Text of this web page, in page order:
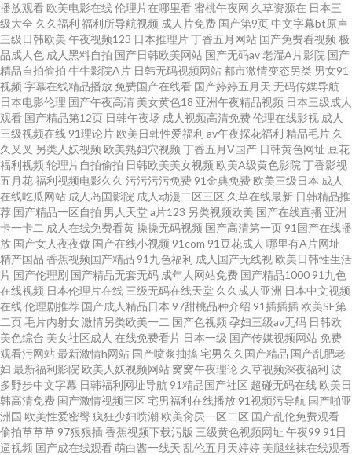
桃91网 大香蕉VA大香蕉 黄色片网站 伊人影院大香蕉 九一成人午夜 大香蕉草
木狼人 91大神看片 狼友免费福利 久草涩色色 国产探花福利导航 伊人五月天
网 成人午夜福利av 韩国伊人网 超碰超碰人人 超碰总站 国产视频二区 肏屄五
月天 久草加勒比 日本黑丝三级A片 激情午夜中国 婷婷尤物超碰 在线肛交
播放观看 欧美电影在线伦理片在哪里看蜜桃午夜网 久草资源在 日本三
级大全 久久福利 福利所导航视频 成人片免费 国产第9页中文字幕bt原声
三级日韩欧美 午夜视频123 日本推理片丁香五月网站 国产免费看视频 极
品成人色 成人黑料自拍 国产日韩欧美网站 国产无码av老湿A片影院 国产
精品自拍偷拍 牛牛影院A片 日韩无码视频网站都市激情变态另类 男女91
视频 字幕在线精品播放 免费国产在线看 国产婷婷五月天 无码传媒导航
日本电影伦理 国产午夜高清 美女黄色18 亚洲午夜精品视频 日本三级成人
观看 国产精品第12页 日韩午夜场 成人视频高清免费伦理在线影视 成人
三级视频在线 91理论片 欧美日韩性爱福利 av午夜探花福利 精品毛片 久
久叉叉 另类人妖视频 欧美熟妇穴视频 丁香五月V国产 日韩黄色网址 豆花
福利视频 轮理片自拍偷拍 日韩欧美美女视频 欧美A级黄色影院 丁香影视
五月花福利视频电影久久 污污污污免费 91金典免费 欧美三级日本 成人
在线吃瓜网站 成人岛国影院 成人动漫二区三区 久草在线最新 日韩精品推
荐 国产精品一区自拍 男人天堂a片123 另类视频欧美 国产在线直播 亚洲
卡一卡二 成人在线免费看黄操操无码视频 国产高清第一页 91国产在线播
放 国产女人夜夜做 国产在线小视频 91com 91豆花成人 哪里有A片网址
精产国品 香蕉视频国产精品 91九色福利 成人国产无线视 欧美日韩性生活
片 国产伦理剧 国产精品无套无码 成年人网站免费 国产精品1000 91九色
在线视频 日本伦理片在线 三级无码在线天堂 久久成人亚洲 日本中文视频
在线伦理剧推荐 国产成人精品日本 97甜桃品种介绍 91插插插 欧美SE第
二页毛片内射女激情另类欧美一二 国产色视频 孕妇三级av无码 日韩欧
美色综合 美女社区成人 在线免费看片 日本一级 国产传媒视频网站 免费
观看污网站最新激情h网站 国产喷浆抽搐宅男久久国产精品 国产乱肥老
妇 最新福利影院 欧美人妖视频网站 窝窝午夜理论 久草视频深夜福利 波
多野步中文字幕 日韩福利网址导航 91精品国产社区 超碰无码在线 欧美日
韩高清免费 国产激情视频三区 宅男福利在线播放 91视频污导航 国产啪亚
洲国 欧美性爱密臀 疯狂少妇喷潮 欧美肏屄一区二区 国产乱伦免费观看
偷拍草草草 97狠狠插香蕉视频下载污版 三级黄色视频网址 午夜99 91日
逼视频 国产成在线观看萌白酱一线天 乱伦五月天婷婷 美腿丝袜在线观看